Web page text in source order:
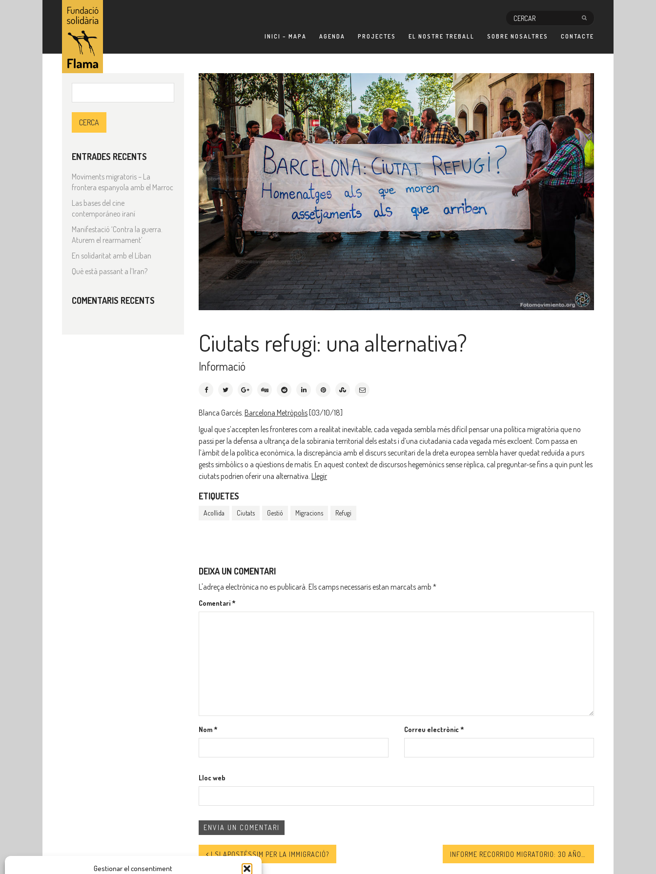
Gestionar el consentiment
INICI – MAPA AGENDA PROJECTES EL NOSTRE TREBALL SOBRE NOSALTRES CONTACTE
Ciutats refugi: una alternativa?
Informació
Blanca Garcés. Barcelona Metròpolis [03/10/18]
Igual que s’accepten les fronteres com a realitat inevitable, cada vegada sembla més difícil pensar una política migratòria que no
passi per la defensa a ultrança de la sobirania territorial dels estats i d’una ciutadania cada vegada més excloent. Com passa en
l’àmbit de la política econòmica, la discrepància amb el discurs securitari de la dreta europea sembla haver quedat reduïda a purs
gests simbòlics o a qüestions de matís. En aquest context de discursos hegemònics sense rèplica, cal preguntar-se fins a quin punt les
ciutats podrien oferir una alternativa. Llegir
ETIQUETES
Acollida Ciutats Gestió Migracions Refugi
DEIXA UN COMENTARI
L'adreça electrònica no es publicarà. Els camps necessaris estan marcats amb *
Comentari*
Nom* Correu electrònic*
Lloc web
I SI APOSTÉSSIM PER LA IMMIGRACIÓ?
ENTRADES RECENTS
Moviments migratoris – La
frontera espanyola amb el Marroc
Las bases del cine
contemporáneo iraní
Manifestació ‘Contra la guerra.
Aturem el rearmament’
En solidaritat amb el Líban
Què està passant a l’Iran?
COMENTARIS RECENTS